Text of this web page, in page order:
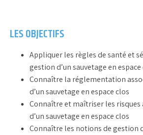
LES OBJECTIFS
Appliquer les règles de santé et
gestion d’un sauvetage en espace
Connaître la réglementation
d’un sauvetage en espace clos
Connaître et maîtriser les risques
d’un sauvetage en espace clos
Connaître les notions de gestion